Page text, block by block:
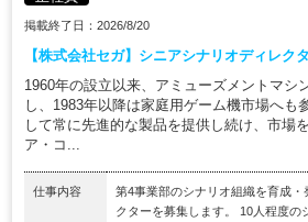
掲載終了日：2026/8/20
【株式会社セガ】シニアシナリオディレク
1960年の設立以来、アミューズメントマシ
し、1983年以降は家庭用ゲーム機市場へも
して常に先進的な製品を提供し続け、市場
ア・コ...
仕事内容
第4事業部のシナリオ組織を育成
クターを募集します。 10人程度の